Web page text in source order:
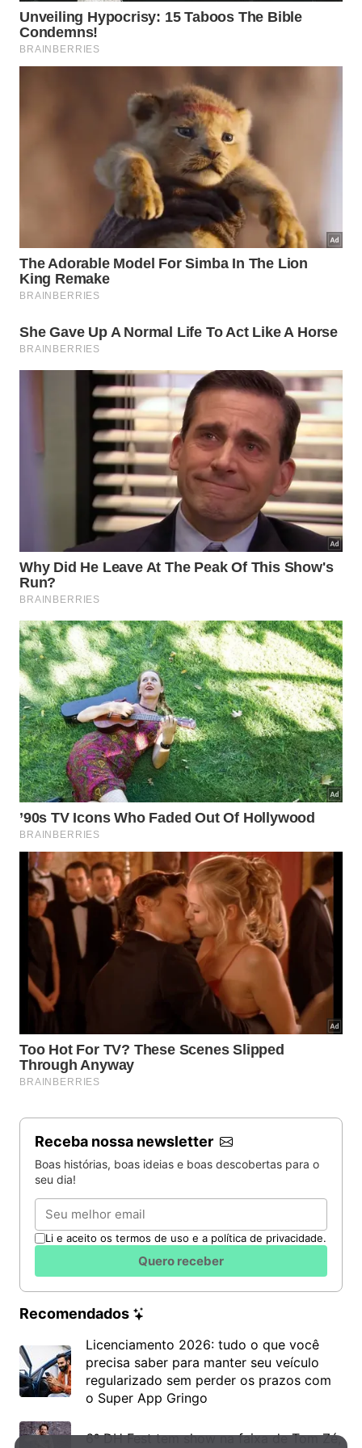
Agir com honestidade e compaixão em todas as
relações profissionais;
Cultivar o esforço correto para manter
pensamentos sempre saudáveis.
A compreensão da impermanência é o caminho
necessário para libertar a mente dos ciclos de
Qual é o primeiro passo para
observar os desejos sem apego?
Aprender a testemunhar os próprios pensamentos
sem se identificar com eles é a chave definitiva para
alcançar a estabilidade emocional. Em vez de agir
por impulso diante de cada desejo, o indivíduo
sábio escolhe apenas notar o surgimento e o
dessavontade.
Essa prática constante de atenção plena cria uma
distância saudável entre o estímulo externo e a sua
reação imediata interna. Com o tempo, essa postura
consciente reduz o sofrimento e transforma a sua
epleno.
Receba nossa newsletter
Boas histórias, boas ideias e boas descobertas para o
seu dia!
Email
Li e aceito os termos de uso e a política de privacidade.
Quero receber
Recomendados
Licenciamento 2026: tudo o que você
precisa saber para manter seu veículo
regularizado sem perder os prazos com
o Super App Gringo
6º DH Fest tem show na faixa de Tom Zé,